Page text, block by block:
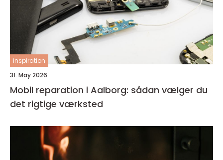
inspiration
31. May 2026
Mobil reparation i Aalborg: sådan vælger du
det rigtige værksted